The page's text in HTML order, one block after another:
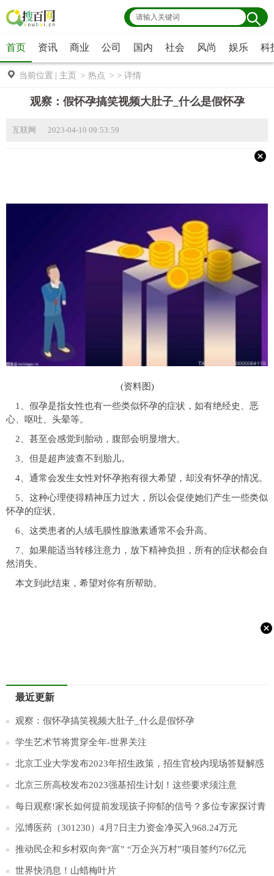
首页 资讯 商业 公司 国内 社会 风尚 娱乐 科
当前位置 主页 > 热点 > > 详情
观察：假怀孕搞笑视频大肚子_什么是假怀孕
互联网 2023-04-10 09:53:59
(资料图)
1、假孕是指女性也有一些类似怀孕的症状，如有绝经史、恶
心、呕吐、头晕等。
2、甚至会感觉到胎动，腹部会明显增大。
3、但是超声波查不到胎儿。
4、通常会发生女性对怀孕抱有很大希望，却没有怀孕的情况。
5、这种心理使得精神压力过大，所以会促使她们产生一些类似
怀孕的症状。
6、这类患者的人绒毛膜性腺激素通常不会升高。
7、如果能适当转移注意力，放下精神负担，所有的症状都会自
然消失。
本文到此结束，希望对你有所帮助。
最近更新
观察：假怀孕搞笑视频大肚子_什么是假怀孕
学生艺术节将贯穿全年-世界关注
北京工业大学发布2023年招生政策，招生官校内现场答疑解惑
_每日快播
北京三所高校发布2023强基招生计划！这些要求须注意
每日观察!家长如何提前发现孩子抑郁的信号？多位专家探讨青
少年抑郁防治
泓博医药（301230）4月7日主力资金净买入968.24万元
推动民企和乡村双向奔“富” “万企兴万村”项目签约76亿元
世界快消息！山蜡梅叶片